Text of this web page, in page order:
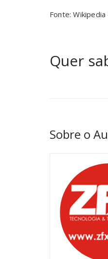
Fonte: Wikipedia
Quer
Sobre o